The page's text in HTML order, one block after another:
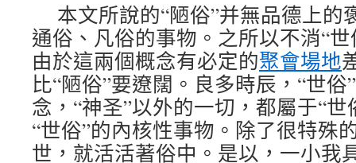
本文所說的“陋俗”并無品德上的
通俗、凡俗的事物。之所以不消“世
由於這兩個概念有必定的聚會場地
比“陋俗”要遼闊。良多時辰，“世俗
念，“神圣”以外的一切，都屬于“世
“世俗”的內核性事物。除了很特殊
世，就活活著俗中。是以，一小我